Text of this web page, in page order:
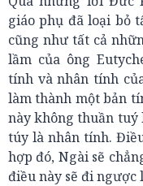
giáo phụ đã loại bỏ
cũng như tất cả
lầm của ông
tính và nhân tính
làm thành một bản
này không thuần
túy là nhân tính.
hợp đó, Ngài sẽ
điều này sẽ đi